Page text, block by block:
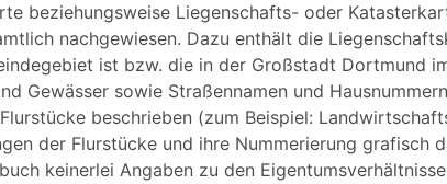
beziehungsweise Liegenschafts- oder
nachgewiesen. Dazu enthält die
ist bzw. die in der Großstadt Dortmund
Gewässer sowie Straßennamen und
beschrieben (zum Beispiel:
der Flurstücke und ihre Nummerierung
keinerlei Angaben zu den